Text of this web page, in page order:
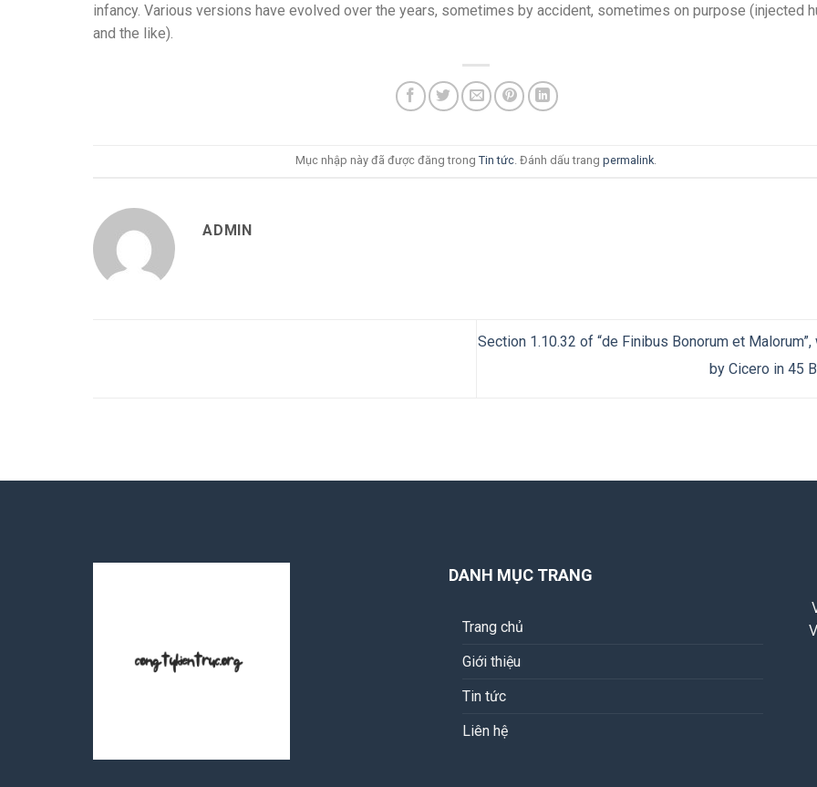
infancy. Various versions have evolved over the years, sometimes by accident, sometimes on purpose (injected
and the like).
Mục nhập này đã được đăng trong Tin tức. Đánh dấu trang permalink.
ADMIN
Section 1.10.32 of “de Finibus Bonorum et
by Cicero in 45
DANH MỤC TRANG
Trang chủ
Giới thiệu
Tin tức
Liên hệ